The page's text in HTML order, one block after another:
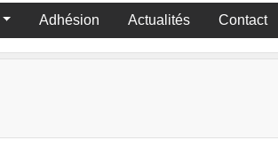
Adhésion Actualités Contact